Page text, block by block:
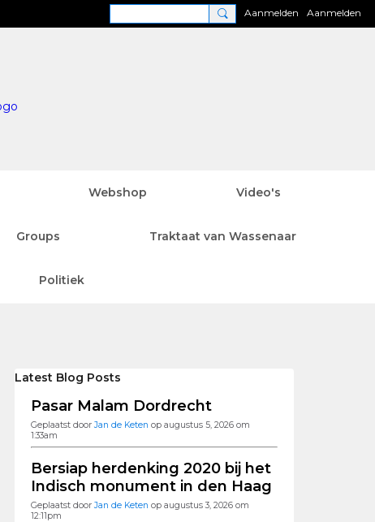
Aanmelden Aanmelden
Webshop Video's
Groups Traktaat van Wassenaar
Politiek
Latest Blog Posts
Pasar Malam Dordrecht
Geplaatst doorJan de Keten op augustus 5, 2026 om
1:33am
Bersiap herdenking 2020 bij het
Indisch monument in den Haag
Geplaatst doorJan de Keten op augustus 3, 2026 om
12:11pm